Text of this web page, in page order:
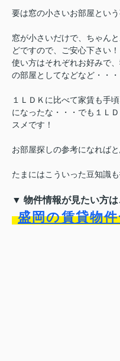
要は窓の小さいお部屋という
窓が小さいだけで、ちゃん
どですので、ご安心下さい！
使い方はそれぞれお好みで
の部屋としてなどなど・・・
１ＬＤＫに比べて家賃も手
になったな・・・でも１Ｌ
スメです！
お部屋探しの参考になればと
たまにはこういった豆知識
▼ 物件情報が見たい方は
盛岡の賃貸物